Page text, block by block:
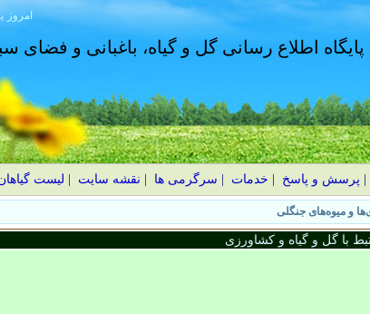
امروز
پایگاه اطلاع رسانی گل و گیاه، باغبانی و فضای
پرسش و پاسخ خدمات سرگرمی ها نقشه سایت لیست
با گل و گیاه و کشاورزی